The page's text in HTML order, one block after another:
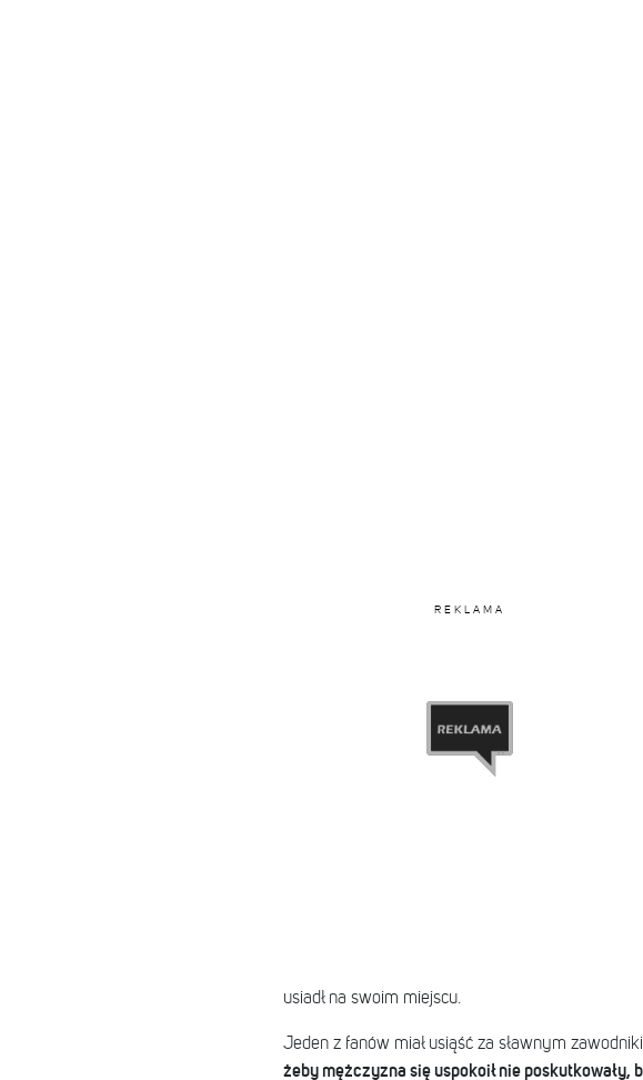
REKLAMA
usiadł na swoim miejscu.
Jeden z fanów miał usiąść za sławnym
żeby mężczyzna się uspokoił nie poskutkowały,